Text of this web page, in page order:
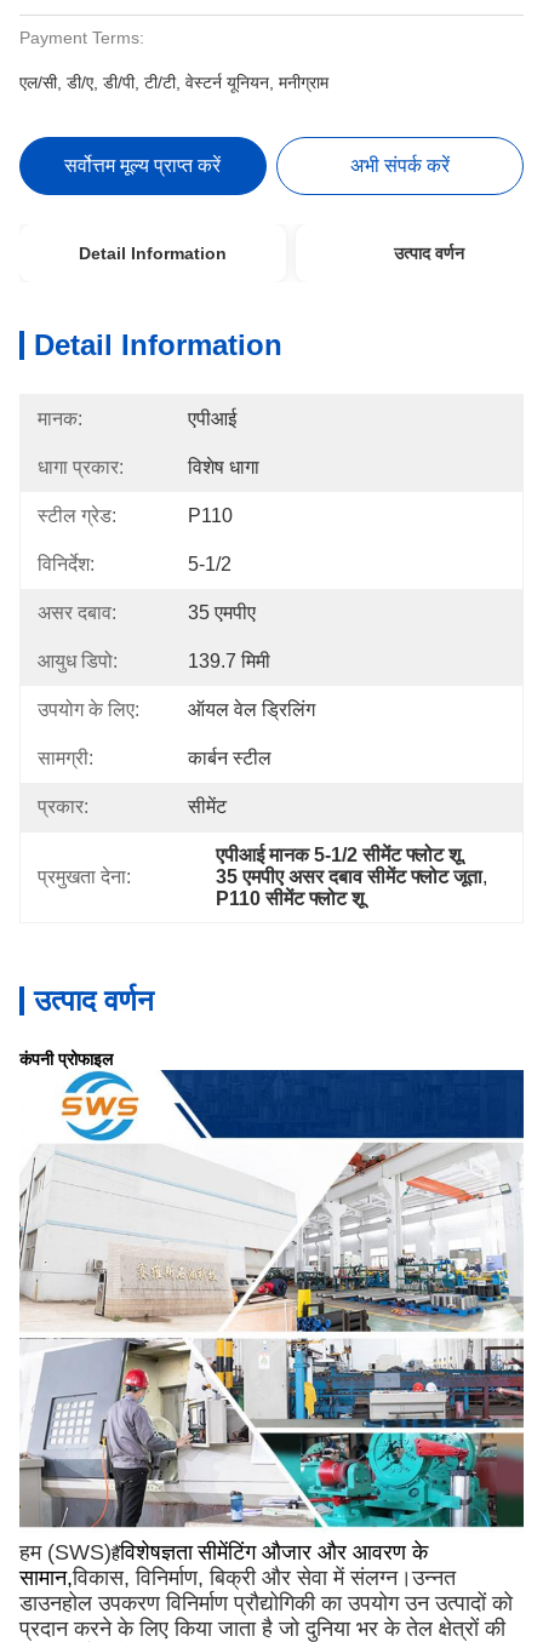
Payment Terms:
एल/सी, डी/ए, डी/पी, टी/टी, वेस्टर्न यूनियन, मनीग्राम
सर्वोत्तम मूल्य प्राप्त करें अभी संपर्क करें
Detail Information उत्पाद वर्णन
Detail Information
मानक: एपीआई
धागा प्रकार: विशेष धागा
स्टील ग्रेड: P110
विनिर्देश: 5-1/2
असर दबाव: 35 एमपीए
आयुध डिपो: 139.7 मिमी
उपयोग के लिए: ऑयल वेल ड्रिलिंग
सामग्री: कार्बन स्टील
प्रकार: सीमेंट
प्रमुखता देना:
एपीआई मानक 5-1/2 सीमेंट फ्लोट शू,
35 एमपीए असर दबाव सीमेंट फ्लोट जूता,
P110 सीमेंट फ्लोट शू
उत्पाद वर्णन
कंपनी प्रोफाइल
हम (SWS)हैंविशेषज्ञता सीमेंटिंग औजार और आवरण के
सामान,विकास, विनिर्माण, बिक्री और सेवा में संलग्न।उन्नत
डाउनहोल उपकरण विनिर्माण प्रौद्योगिकी का उपयोग उन उत्पादों को
प्रदान करने के लिए किया जाता है जो दुनिया भर के तेल क्षेत्रों की